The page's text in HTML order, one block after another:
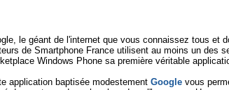
le géant de l'internet que vous connaissez tous et
de Smartphone France utilisent au moins un des
Windows Phone sa première véritable
application baptisée modestement Google vous